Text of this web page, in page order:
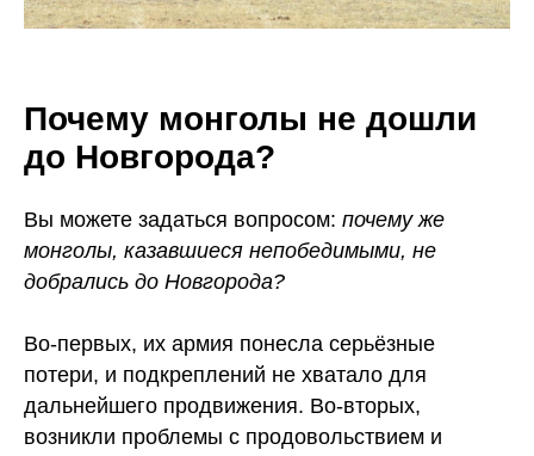
Почему монголы не дошли
до Новгорода?
Вы можете задаться вопросом: почему же
монголы, казавшиеся непобедимыми, не
добрались до Новгорода?
Во-первых, их армия понесла серьёзные
потери, и подкреплений не хватало для
дальнейшего продвижения. Во-вторых,
возникли проблемы с продовольствием и